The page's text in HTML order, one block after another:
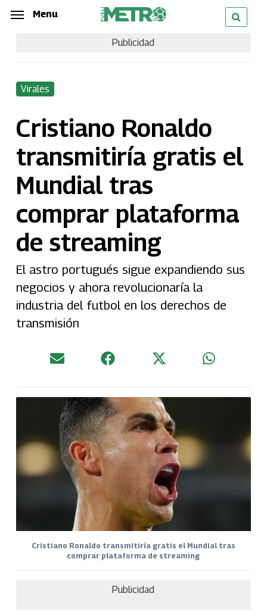
Skip
content
Menu
Publicidad
Virales
Cristiano Ronaldo
transmitiría gratis el
Mundial tras
comprar plataforma
de streaming
El astro portugués sigue expandiendo sus
negocios y ahora revolucionaría la
industria del futbol en los derechos de
transmisión
Cristiano Ronaldo transmitiría gratis el Mundial tras
comprar plataforma de streaming
Publicidad
Menu